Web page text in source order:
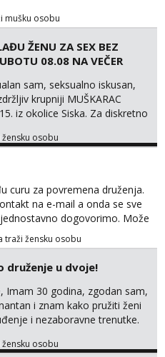
mušku osobu
ŽENU ZA SEX BEZ
08.08 NA VEČER
sam, seksualno iskusan,
krupniji MUŠKARAC
iz okolice Siska. Za diskretno
tražim MLAĐU ŽENU bez
zainteresiranu za SEKS
KONDOMA upotpunjen SEKS
od vibratora i umjetnih dilda do
raznih vel...
osobu
curu za povremena druženja.
na e-mail a onda se sve
dogovorimo. Može
100 km oko Zagreba
traži žensku osobu
druženje u dvoje!
Imam 30 godina, zgodan sam,
i znam kako pružiti ženi
i nezaboravne trenutke.
strasti i noći ispunjenoj
osobu